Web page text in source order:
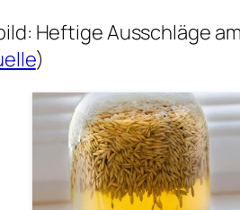
Heftige Ausschläge
)